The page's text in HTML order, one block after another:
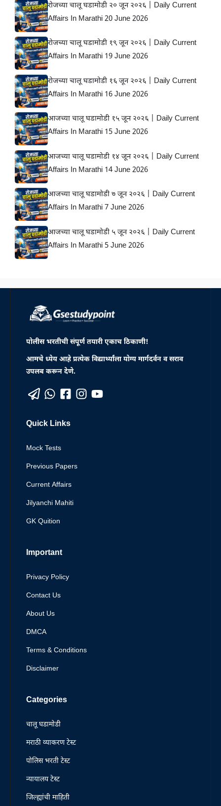
रोजच्या चालू घडामोडी २० जून २०२६ | Daily Current
Affairs In Marathi 20 June 2026
रोजच्या चालू घडामोडी १९ जून २०२६ | Daily Current
Affairs In Marathi 19 June 2026
रोजच्या चालू घडामोडी १६ जून २०२६ | Daily Current
Affairs In Marathi 16 June 2026
आजच्या चालू घडामोडी १५ जून २०२६ | Daily Current
Affairs In Marathi 15 June 2026
आजच्या चालू घडामोडी १४ जून २०२६ | Daily Current
Affairs In Marathi 14 June 2026
आजच्या चालू घडामोडी ७ जून २०२६ | Daily Current
Affairs In Marathi 7 June 2026
आजच्या चालू घडामोडी ५ जून २०२६ | Daily Current
Affairs In Marathi 5 June 2026
पोलीस भरतीची संपूर्ण तयारी एकाच ठिकाणी!
आमचे ध्येय आहे प्रत्येक विद्यार्थ्यांला योग्य मार्गदर्वन व सराव
उपलब करून देणे.
Quick Links
Mock Tests
Previous Papers
Current Affairs
Jilyanchi Mahiti
GK Quition
Important
Privacy Policy
Contact Us
About Us
DMCA
Terms & Conditions
Disclaimer
Categories
चालू घडामोडी
मराठी व्याकरण टेस्ट
पोलिस भरती टेस्ट
न्यायालय टेस्ट
जिल्ह्यांची माहिती